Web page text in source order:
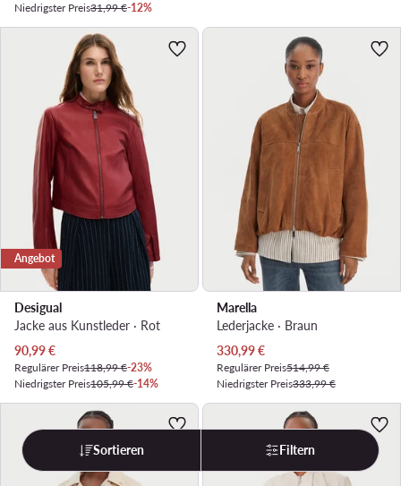
Niedrigster Preis31,99 €-12%
Angebot
Desigual
Jacke aus Kunstleder · Rot
Aktueller Preis
90,99€
Regulärer Preis118,99 €-23%
Niedrigster Preis105,99 €-14%
Marella
Lederjacke · Braun
Aktueller Preis
330,99€
Regulärer Preis514,99 €
Niedrigster Preis333,99 €
Sortieren Filtern